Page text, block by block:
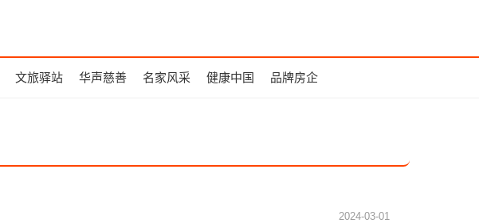
文旅驿站 华声慈善 名家风采 健康中国 品牌房企
2024-03-01